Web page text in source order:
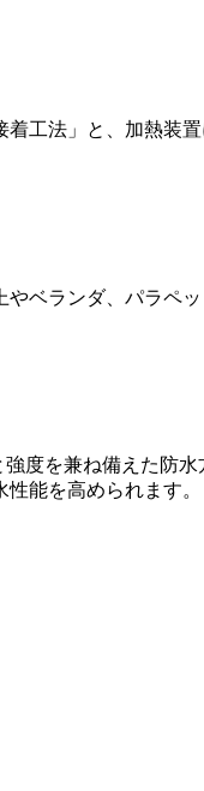
工法」と、加熱装
ベランダ、パラペ
度を兼ね備えた防水
能を高められます。